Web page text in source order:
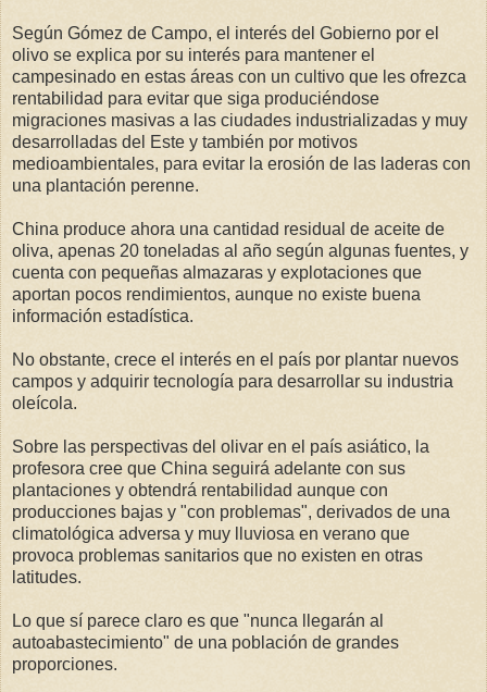
Según Gómez de Campo, el interés del Gobierno por el
olivo se explica por su interés para mantener el
campesinado en estas áreas con un cultivo que les ofrezca
rentabilidad para evitar que siga produciéndose
migraciones masivas a las ciudades industrializadas y muy
desarrolladas del Este y también por motivos
medioambientales, para evitar la erosión de las laderas con
una plantación perenne.
China produce ahora una cantidad residual de aceite de
oliva, apenas 20 toneladas al año según algunas fuentes, y
cuenta con pequeñas almazaras y explotaciones que
aportan pocos rendimientos, aunque no existe buena
información estadística.
No obstante, crece el interés en el país por plantar nuevos
campos y adquirir tecnología para desarrollar su industria
oleícola.
Sobre las perspectivas del olivar en el país asiático, la
profesora cree que China seguirá adelante con sus
plantaciones y obtendrá rentabilidad aunque con
producciones bajas y "con problemas", derivados de una
climatológica adversa y muy lluviosa en verano que
provoca problemas sanitarios que no existen en otras
latitudes.
Lo que sí parece claro es que "nunca llegarán al
autoabastecimiento" de una población de grandes
proporciones.